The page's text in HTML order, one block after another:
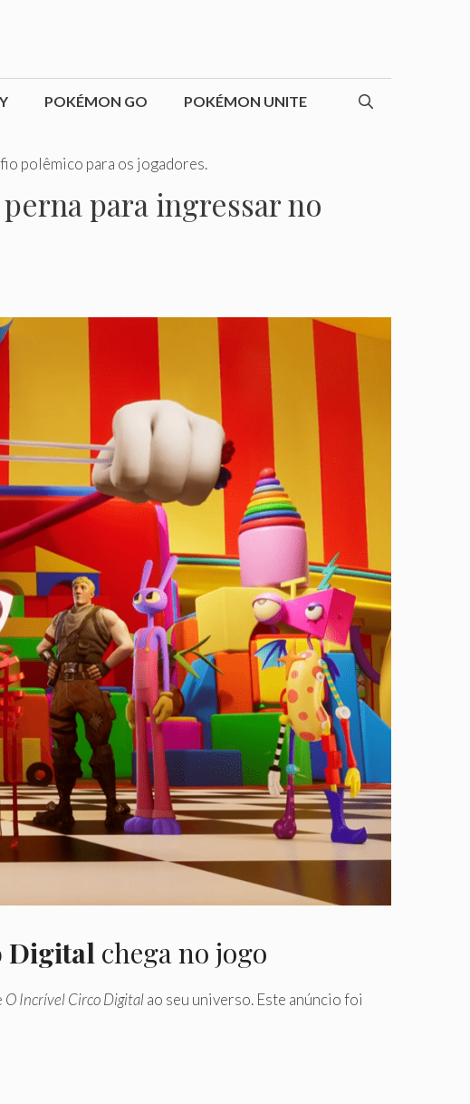
POKÉMON GO POKÉMON UNITE
polêmico para os jogadores.
para ingressar no
Digital chega no jogo
O Incrível Circo Digitalao seu universo. Este anúncio foi